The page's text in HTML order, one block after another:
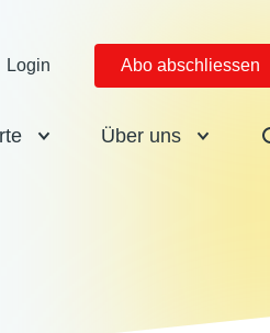
Login Abo abschliessen
Über uns